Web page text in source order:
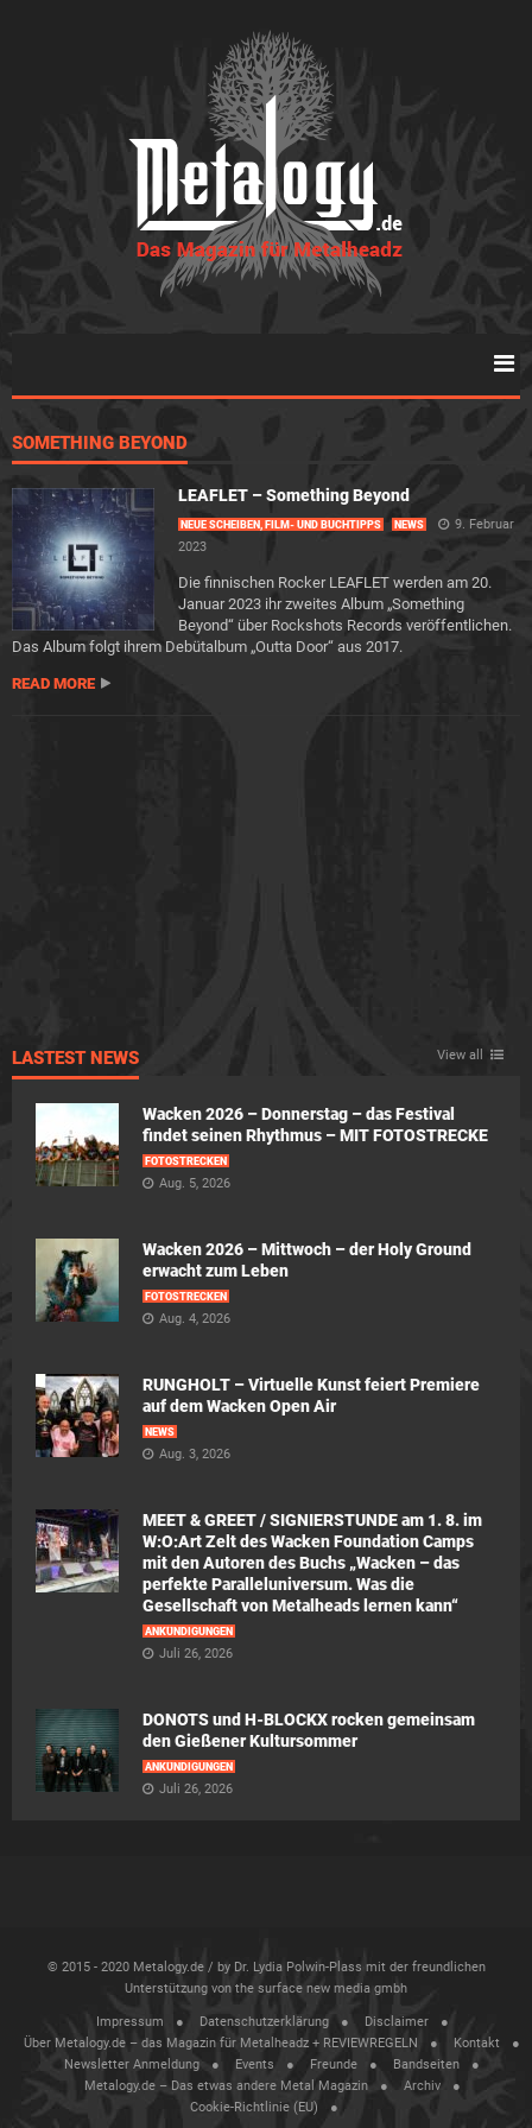
SOMETHING BEYOND
LEAFLET – Something Beyond
NEUE SCHEIBEN, FILM- UND BUCHTIPPS NEWS
9. Februar
2023
Die finnischen Rocker LEAFLET werden am 20.
Januar 2023 ihr zweites Album „Something
Beyond“ über Rockshots Records veröffentlichen.
Das Album folgt ihrem Debütalbum „Outta Door“ aus 2017.
READ MORE
LASTEST NEWS View all
Wacken 2026 – Donnerstag – das Festival
findet seinen Rhythmus – MIT FOTOSTRECKE
FOTOSTRECKEN
Aug. 5, 2026
Wacken 2026 – Mittwoch – der Holy Ground
erwacht zum Leben
FOTOSTRECKEN
Aug. 4, 2026
RUNGHOLT – Virtuelle Kunst feiert Premiere
auf dem Wacken Open Air
NEWS
Aug. 3, 2026
MEET & GREET / SIGNIERSTUNDE am 1. 8. im
W:O:Art Zelt des Wacken Foundation Camps
mit den Autoren des Buchs „Wacken – das
perfekte Paralleluniversum. Was die
Gesellschaft von Metalheads lernen kann“
ANKÜNDIGUNGEN
Juli 26, 2026
DONOTS und H-BLOCKX rocken gemeinsam
den Gießener Kultursommer
ANKÜNDIGUNGEN
Juli 26, 2026
© 2015 - 2020 Metalogy.de / by Dr. Lydia Polwin-Plass mit der freundlichen
Unterstützung von the surface new media gmbh
Impressum Datenschutzerklärung
Disclaimer
Über Metalogy.de – das Magazin für Metalheadz + REVIEWREGELN
Kontakt
Newsletter Anmeldung
Events Freunde
Bandseiten
Metalogy.de – Das etwas andere Metal Magazin
Archiv
Cookie-Richtlinie (EU)